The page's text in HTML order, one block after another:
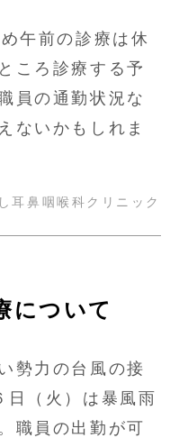
午前の診療は休
ころ診療する予
員の通勤状況な
ないかもしれま
耳鼻咽喉科クリニック
について
勢力の台風の接
日（火）は暴風雨
職員の出勤が可